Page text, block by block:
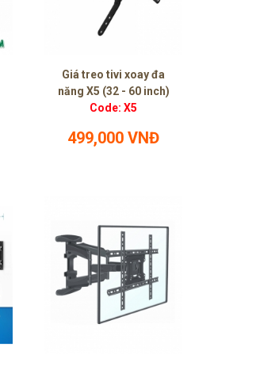
Giá treo tivi xoay đa
năng X5 (32 - 60 inch)
Code: X5
499,000 VNĐ